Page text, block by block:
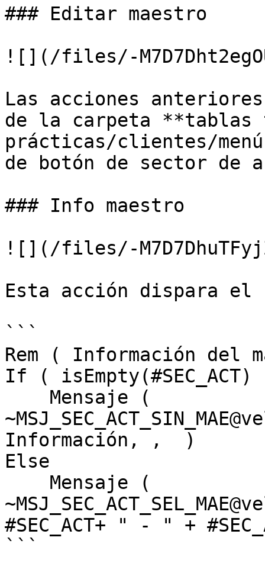
### Editar maestro
![](/files/-
Las acciones
de la carpeta **tablas
prácticas/clientes/
de botón de sector de
### Info maestro
![](/files/-
Esta acción dispara el
```
Rem ( Información del
If ( isEmpty(#SEC_ACT)
Información, ,  )
Else
#SEC_ACT+ " - " +
```